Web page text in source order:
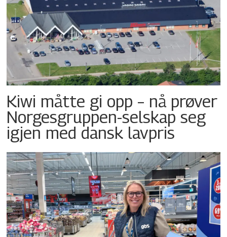
Kiwi måtte gi opp – nå prøver
Norgesgruppen-selskap seg
igjen med dansk lavpris